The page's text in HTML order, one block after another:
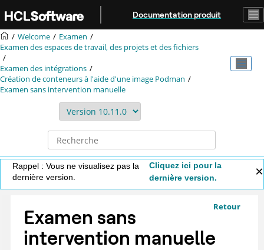
Aller au contenu principal
Documentation produit
Welcome
Examen
Examen des espaces de travail, des projets et des fichiers
Examen des intégrations
Création de conteneurs à l'aide d'une image Podman
Examen sans intervention manuelle
Rappel : Vous ne visualisez pas la
dernière version.
Cliquez ici pour la
dernière version.
Retour
Examen sans
intervention manuelle